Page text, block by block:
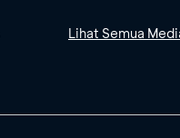
Lihat Semua